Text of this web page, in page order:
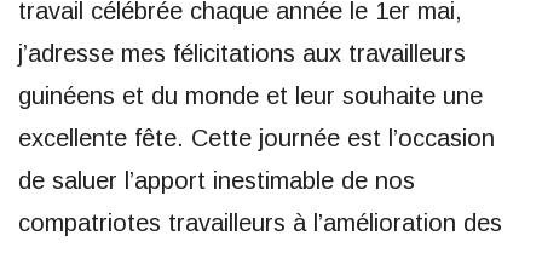
travail célébrée chaque année le 1er mai,
j’adresse mes félicitations aux travailleurs
guinéens et du monde et leur souhaite une
excellente fête. Cette journée est l’occasion
de saluer l’apport inestimable de nos
compatriotes travailleurs à l’amélioration des